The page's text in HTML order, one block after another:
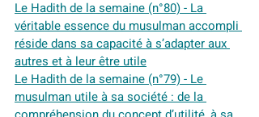
Le Hadith de la semaine (n°80) - La
véritable essence du musulman accompli
réside dans sa capacité à s’adapter aux
autres et à leur être utile
Le Hadith de la semaine (n°79) - Le
musulman utile à sa société : de la